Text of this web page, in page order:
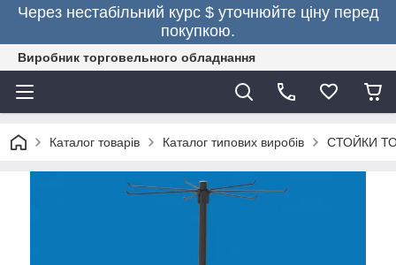
Через нестабільний курс $ уточнюйте ціну перед
покупкою.
Виробник торговельного обладнання
Каталог товарів Каталог типових виробів СТОЙКИ